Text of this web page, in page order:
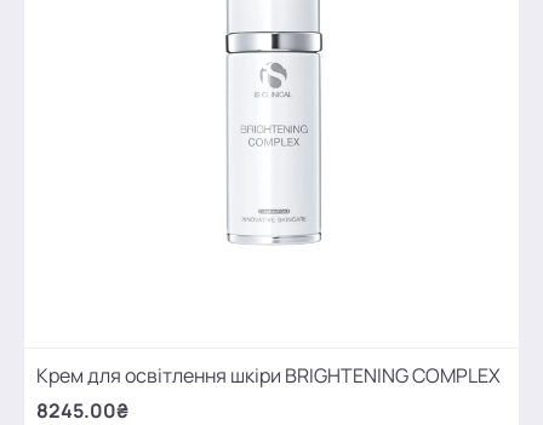
Крем для освітлення шкіри BRIGHTENING COMPLEX
8245.00₴